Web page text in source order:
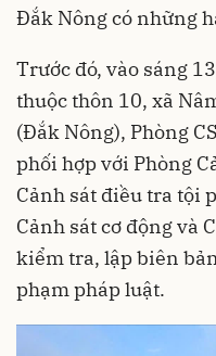
Đắk Nông có những
Trước đó, vào sáng
thuộc thôn 10, xã
(Đắk Nông), Phòng
phối hợp với Phòng
Cảnh sát điều tra tội
Cảnh sát cơ động và
kiểm tra, lập biên
phạm pháp luật.